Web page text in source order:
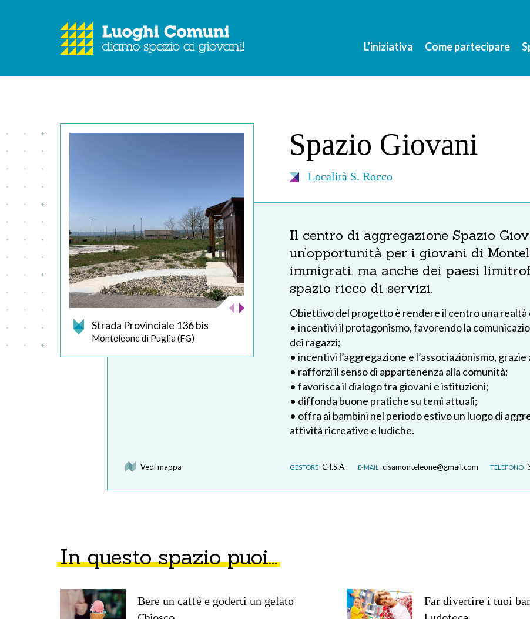
L’iniziativa Come partecipare
Spazio Giovani
Località S. Rocco
Strada Provinciale 136 bis
Monteleone di Puglia (FG)
Il centro di aggregazione Spazio
un’opportunità per i giovani di
immigrati, ma anche dei paesi
spazio ricco di servizi.
Obiettivo del progetto è rendere il centro una realtà
• incentivi il protagonismo, favorendo la
dei ragazzi;
• incentivi l’aggregazione e l’associazionismo,
• rafforzi il senso di appartenenza alla comunità;
• favorisca il dialogo tra giovani e istituzioni;
• diffonda buone pratiche su temi attuali;
• offra ai bambini nel periodo estivo un luogo di
attività ricreative e ludiche.
Vedi mappa GESTORE C.I.S.A. E-MAIL cisamonteleone@gmail.com TELEFONO
In questo spazio puoi…
Bere un caffè e goderti un gelato
Far divertire i tuoi